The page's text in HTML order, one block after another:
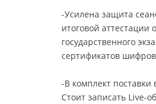
-Усилена защита
итоговой аттестации
государственного
сертификатов
-В комплект
Стоит записать Live-